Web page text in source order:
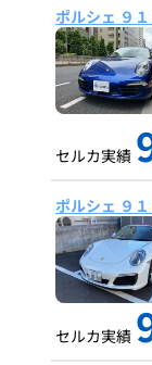
ポルシェ ９１
セルカ実績
ポルシェ ９１
セルカ実績